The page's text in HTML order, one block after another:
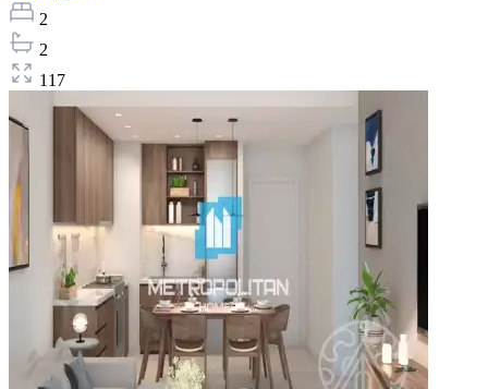
2
2
117